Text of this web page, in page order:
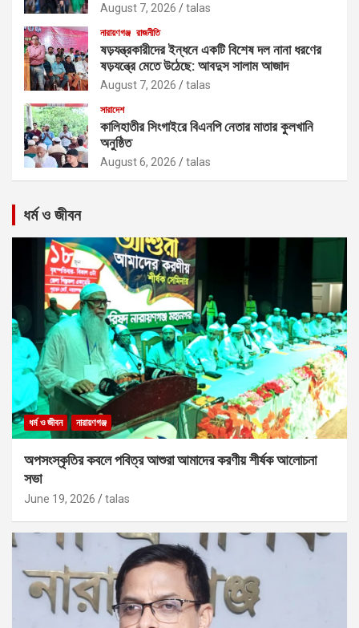
August 7, 2026 talas
নারায়ণগঞ্জ রাজনীতি
ষড়যন্ত্রকারীদের ইন্ধনে একটি বিশেষ দল নানা ধরণের
ষড়যন্ত্রে মেতে উঠেছে: আবদুস সালাম আজাদ
August 7, 2026 talas
সারাদেশ
কালিহাতীর সিংগাইরে বিএনপি নেতার মাতার কুলখানি
অনুষ্ঠিত
August 6, 2026 talas
ধর্ম ও জীবন
ধর্ম ও জীবন নারায়ণগঞ্জ
অপসংস্কৃতির কবলে পবিত্র আশুরা আমাদের করণীয় শীর্ষক আলোচনা
সভা
June 19, 2026 talas